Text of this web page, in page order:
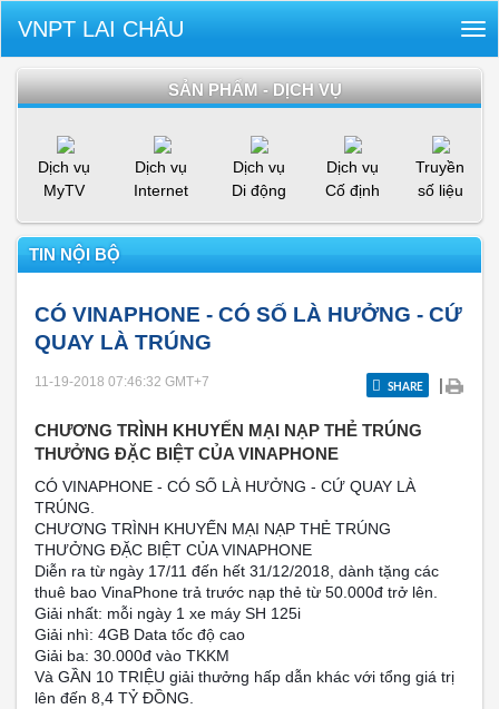
VNPT LAI CHÂU
SẢN PHẨM - DỊCH VỤ
Dịch vụ
MyTV
Dịch vụ
Internet
Dịch vụ
Di động
Dịch vụ
Cố định
Truyền
số liệu
TIN NỘI BỘ
CÓ VINAPHONE - CÓ SỐ LÀ HƯỞNG - CỨ
QUAY LÀ TRÚNG
11-19-2018 07:46:32 GMT+7 SHARE |
CHƯƠNG TRÌNH KHUYẾN MẠI NẠP THẺ TRÚNG
THƯỞNG ĐẶC BIỆT CỦA VINAPHONE
CÓ VINAPHONE - CÓ SỐ LÀ HƯỞNG - CỨ QUAY LÀ
TRÚNG.
CHƯƠNG TRÌNH KHUYẾN MẠI NẠP THẺ TRÚNG
THƯỞNG ĐẶC BIỆT CỦA VINAPHONE
Diễn ra từ ngày 17/11 đến hết 31/12/2018, dành tặng các
thuê bao VinaPhone trả trước nạp thẻ từ 50.000đ trở lên.
Giải nhất: mỗi ngày 1 xe máy SH 125i
Giải nhì: 4GB Data tốc độ cao
Giải ba: 30.000đ vào TKKM
Và GẦN 10 TRIỆU giải thưởng hấp dẫn khác với tổng giá trị
lên đến 8,4 TỶ ĐỒNG.